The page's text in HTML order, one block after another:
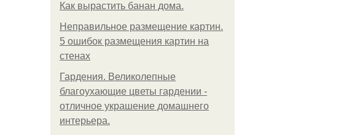
Как вырастить банан дома.
Неправильное размещение картин.
5 ошибок размещения картин на
стенах
Гардения. Великолепные
благоухающие цветы гардении -
отличное украшение домашнего
интерьера.